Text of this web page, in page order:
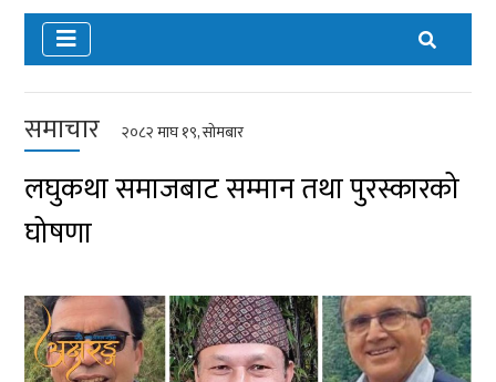
समाचार २०८२ माघ १९, सोमबार
लघुकथा समाजबाट सम्मान तथा पुरस्कारको
घोषणा